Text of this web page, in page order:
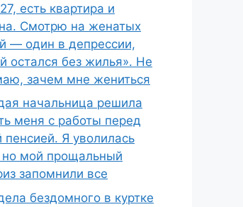
есть квартира и
Смотрю на женатых
— один в депрессии,
остался без жилья». Не
зачем мне жениться
начальница решила
меня с работы перед
пенсией. Я уволилась
но мой прощальный
запомнили все
бездомного в куртке